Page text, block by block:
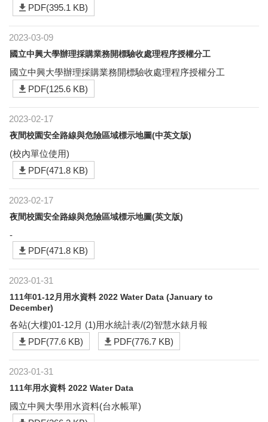
PDF(395.1 KB)
2023-03-09
國立中興大學辦理採購業務開標驗收處理程序授權分工
國立中興大學辦理採購業務開標驗收處理程序授權分工
PDF(125.6 KB)
2023-02-17
夜間校園安全路線與危險區域標示地圖(中英文版)
(校內單位使用)
PDF(471.8 KB)
2023-02-17
夜間校園安全路線與危險區域標示地圖(英文版)
-
PDF(471.8 KB)
2023-01-31
111年01-12月用水資料 2022 Water Data (January to
December)
各站(大樓)01-12月 (1)用水統計表/(2)智慧水錶月報
PDF(77.6 KB)
PDF(776.7 KB)
2023-01-31
111年用水資料 2022 Water Data
國立中興大學用水資料(台水帳單)